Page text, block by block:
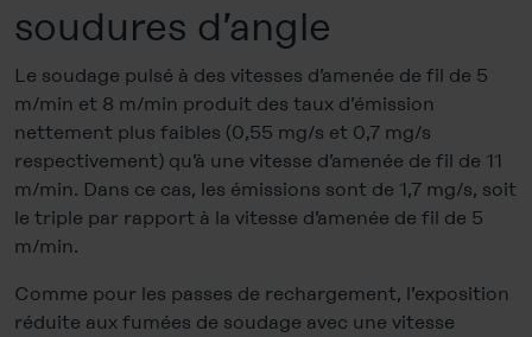
soudures d’angle
Le soudage pulsé à des vitesses d’amenée de fil de 5
m/min et 8 m/min produit des taux d’émission
nettement plus faibles (0,55 mg/s et 0,7 mg/s
respectivement) qu’à une vitesse d’amenée de fil de 11
m/min. Dans ce cas, les émissions sont de 1,7 mg/s, soit
le triple par rapport à la vitesse d’amenée de fil de 5
m/min.
Comme pour les passes de rechargement, l’exposition
réduite aux fumées de soudage avec une vitesse